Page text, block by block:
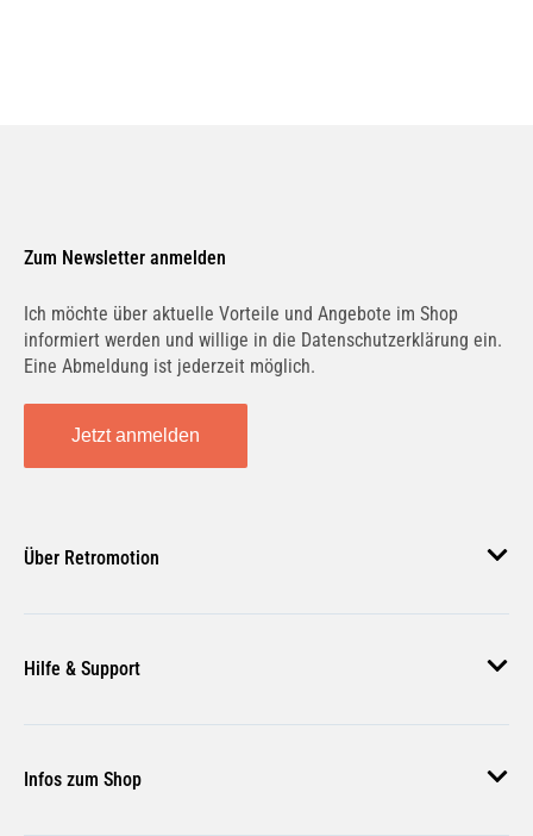
Zum Newsletter anmelden
Ich möchte über aktuelle Vorteile und Angebote im Shop
informiert werden und willige in die Datenschutzerklärung ein.
Eine Abmeldung ist jederzeit möglich.
Jetzt anmelden
Über Retromotion
Unsere Jobs
Magazin
Hilfe & Support
Zahlungsmethoden
Infos zum Shop